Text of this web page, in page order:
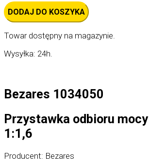
ilość
Przystawka
odbioru
PTO
2
x
1034050
DODAJ DO KOSZYKA
Towar dostępny na magazynie.
Wysyłka: 24h.
Bezares 1034050
Przystawka odbioru mocy
1:1,6
Producent: Bezares